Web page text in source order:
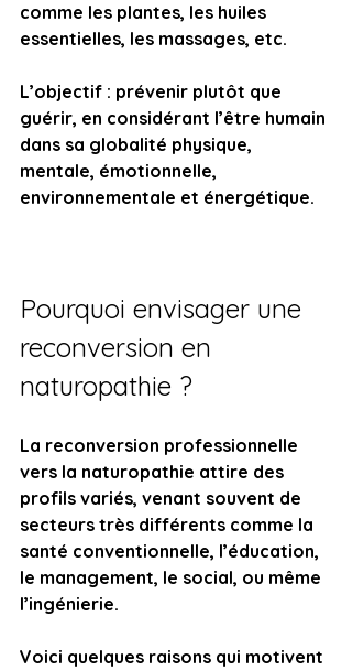
comme les plantes, les huiles
essentielles, les massages, etc.
L’objectif : prévenir plutôt que
guérir, en considérant l’être humain
dans sa globalité physique,
mentale, émotionnelle,
environnementale et énergétique.
Pourquoi envisager une
reconversion en
naturopathie ?
La reconversion professionnelle
vers la naturopathie attire des
profils variés, venant souvent de
secteurs très différents comme la
santé conventionnelle, l’éducation,
le management, le social, ou même
l’ingénierie.
Voici quelques raisons qui motivent